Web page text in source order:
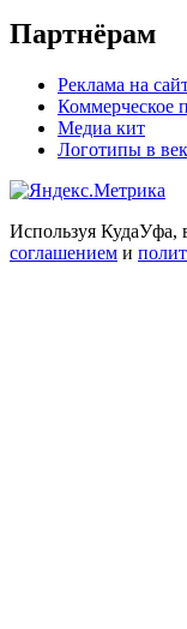
Партнёрам
Реклама на
Коммерческое
Медиа кит
Логотипы в
Используя КудаУфа,
соглашением и